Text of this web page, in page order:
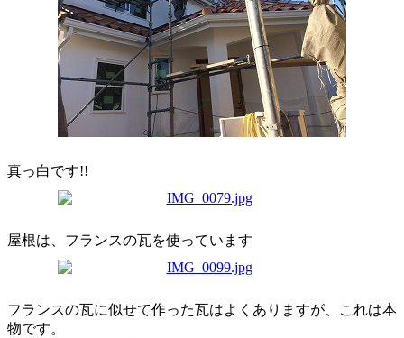
真っ白です!!
屋根は、フランスの瓦を使っています
フランスの瓦に似せて作った瓦はよくありますが、これは本
物です。